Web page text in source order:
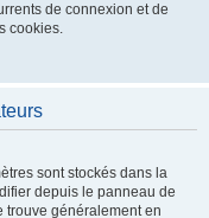
de connexion et de
cookies.
sont stockés dans la
depuis le panneau de
trouve généralement en